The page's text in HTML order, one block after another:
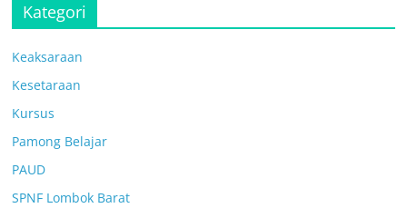
Kategori
Keaksaraan
Kesetaraan
Kursus
Pamong Belajar
PAUD
SPNF Lombok Barat